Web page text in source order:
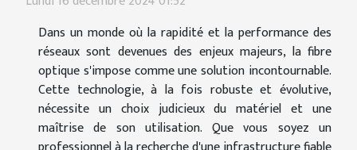
Dans un monde où la rapidité et la performance des
réseaux sont devenues des enjeux majeurs, la fibre
optique s'impose comme une solution incontournable.
Cette technologie, à la fois robuste et évolutive,
nécessite un choix judicieux du matériel et une
maîtrise de son utilisation. Que vous soyez un